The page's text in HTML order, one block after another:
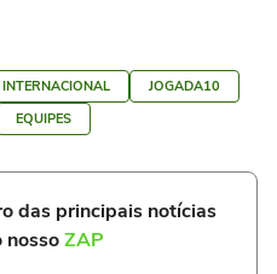
JOGADA10
EQUIPES
das principais notícias
nossoZAP